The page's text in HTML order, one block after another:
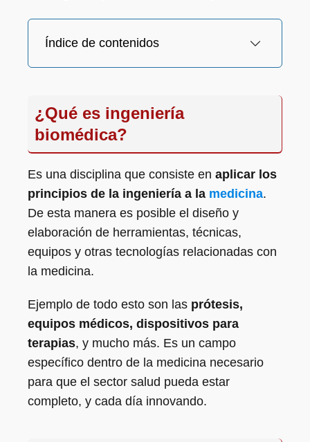
Índice de contenidos
¿Qué es ingeniería
biomédica?
Es una disciplina que consiste en aplicar los
principios de la ingeniería a la medicina.
De esta manera es posible el diseño y
elaboración de herramientas, técnicas,
equipos y otras tecnologías relacionadas con
la medicina.
Ejemplo de todo esto son las prótesis,
equipos médicos, dispositivos para
terapias, y mucho más. Es un campo
específico dentro de la medicina necesario
para que el sector salud pueda estar
completo, y cada día innovando.